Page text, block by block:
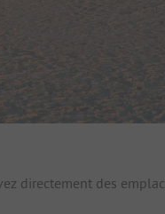
directement des